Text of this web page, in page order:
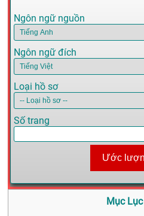
Ngôn ngữ nguồn
Ngôn ngữ đích
Loại hồ sơ
Số trang
Ước
Mục Lục